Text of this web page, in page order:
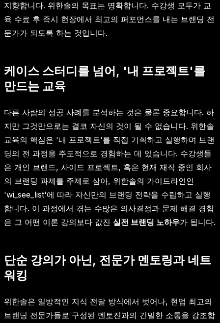
지향합니다. 위한솔의 목표는 명확합니다. 수강생 모두가 교
육 수료 후 즉시 현장에서 최고의 퍼포먼스를 내는 브랜딩 전
문가가 되도록 하는 것입니다.
케이스 스터디를 넘어, '내 프로젝트'를
만드는 교육
다른 사람의 성공 사례를 분석하는 것은 물론 중요합니다. 하
지만 그것만으로는 결코 자신의 것이 될 수 없습니다. 위한솔
교육의 핵심은 '내 프로젝트'를 직접 기획하고 실행하며 브랜
딩의 전 과정을 주도적으로 경험하는 데 있습니다. 수강생들
은 개인 브랜드, 사이드 프로젝트, 혹은 현재 재직 중인 회사
의 브랜딩 과제를 주제로 삼아, 위한솔의 가이드라인인
'wi_see_list'에 따라 자신만의 브랜딩 전략을 수립하고 실행
합니다. 이 과정에서 겪는 수많은 의사결정과 문제 해결 경험
은 그 어떤 이론 강의보다 값진 실전 브랜딩 노하우가 됩니다.
단순 강의가 아닌, 전문가 멘토링과 네트
워킹
위한솔은 일방적인 지식 전달 방식에서 벗어나, 현업 최고의
브랜딩 전문가들로 구성된 멘토진과의 긴밀한 소통을 강조합